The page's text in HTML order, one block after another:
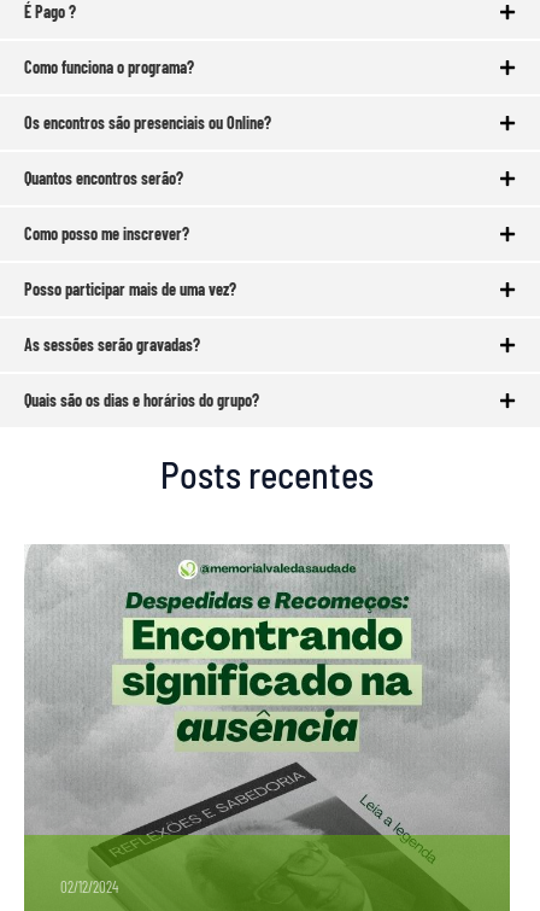
É Pago ?
Como funciona o programa?
Os encontros são presenciais ou Online?
Quantos encontros serão?
Como posso me inscrever?
Posso participar mais de uma vez?
As sessões serão gravadas?
Quais são os dias e horários do grupo?
Posts recentes
02/12/2024